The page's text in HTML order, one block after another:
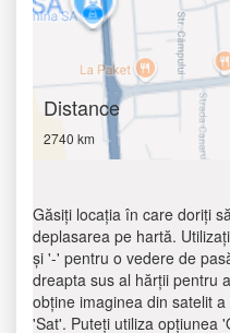
Distance
2740 km
Găsiți locația în care doriți
deplasarea pe hartă.
și '-' pentru o vedere de
dreapta sus al hărții pentru
obține imaginea din satelit
'Sat'. Puteți utiliza opțiunea